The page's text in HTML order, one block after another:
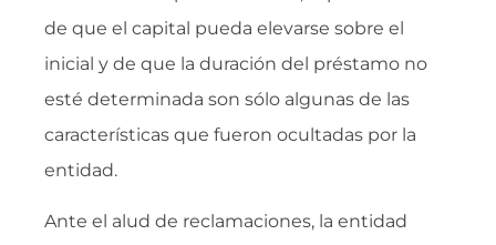
de que el capital pueda elevarse sobre el
inicial y de que la duración del préstamo no
esté determinada son sólo algunas de las
características que fueron ocultadas por la
entidad.
Ante el alud de reclamaciones, la entidad